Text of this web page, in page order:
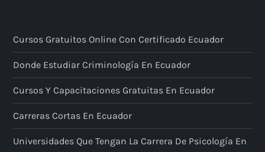
Cursos Gratuitos Online Con Certificado Ecuador
Donde Estudiar Criminología En Ecuador
Cursos Y Capacitaciones Gratuitas En Ecuador
Carreras Cortas En Ecuador
Universidades Que Tengan La Carrera De Psicología En